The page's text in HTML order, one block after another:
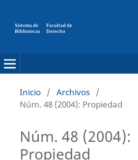
Sistema de
Bibliotecas
Facultad de
Derecho
Inicio / Archivos /
Núm. 48 (2004): Propiedad
Núm. 48 (2004):
Propiedad